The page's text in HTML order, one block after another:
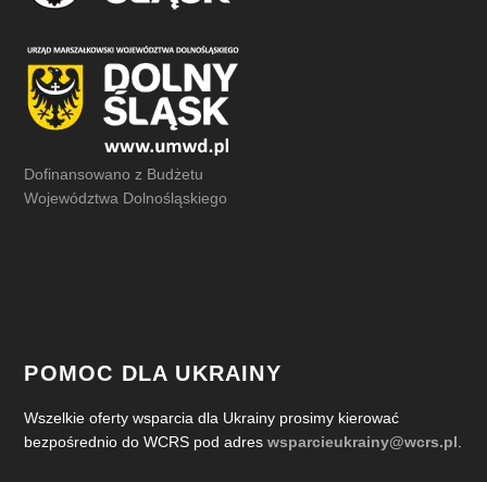
Dofinansowano z Budżetu
Województwa Dolnośląskiego
POMOC DLA UKRAINY
Wszelkie oferty wsparcia dla Ukrainy prosimy kierować
bezpośrednio do WCRS pod adreswsparcieukrainy@wcrs.pl